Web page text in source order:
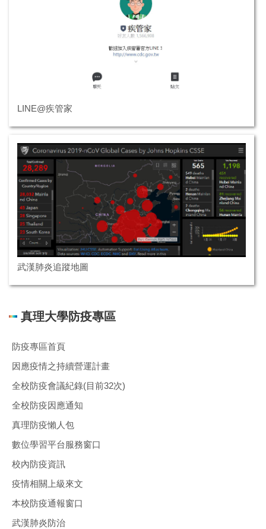
LINE@疾管家
武漢肺炎追蹤地圖
真理大學防疫專區
防疫專區首頁
因應疫情之持續營運計畫
全校防疫會議紀錄(目前32次)
全校防疫因應通知
真理防疫懶人包
數位學習平台服務窗口
校內防疫資訊
疫情相關上級來文
本校防疫通報窗口
武漢肺炎防治